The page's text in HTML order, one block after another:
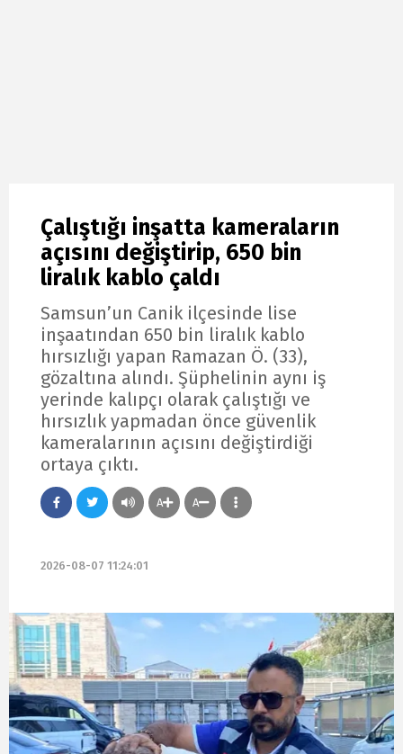
Çalıştığı inşatta kameraların
açısını değiştirip, 650 bin
liralık kablo çaldı
Samsun’un Canik ilçesinde lise
inşaatından 650 bin liralık kablo
hırsızlığı yapan Ramazan Ö. (33),
gözaltına alındı. Şüphelinin aynı iş
yerinde kalıpçı olarak çalıştığı ve
hırsızlık yapmadan önce güvenlik
kameralarının açısını değiştirdiği
ortaya çıktı.
A A
2026-08-07 11:24:01